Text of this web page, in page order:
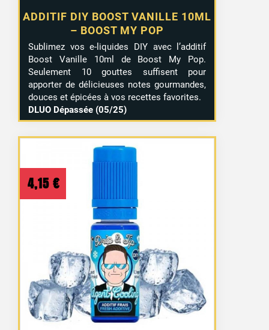
ADDITIF DIY BOOST VANILLE 10ML
– BOOST MY POP
Sublimez vos e-liquides DIY avec l’additif
Boost Vanille 10ml de Boost My Pop.
Seulement 10 gouttes suffisent pour
apporter de délicieuses notes gourmandes,
douces et épicées à vos recettes favorites.
DLUO Dépassée (05/25)
4,15 €